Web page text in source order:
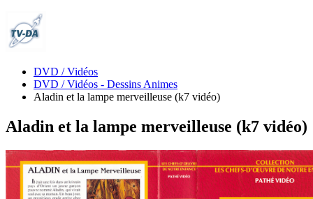
DVD / Vidéos
DVD / Vidéos - Dessins Animes
Aladin et la lampe merveilleuse (k7 vidéo)
Aladin et la lampe merveilleuse (k7 vidéo)